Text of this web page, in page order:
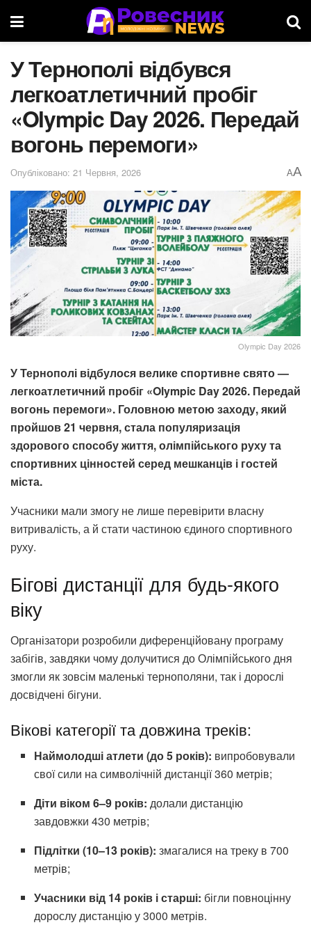
У Тернополі відбувся
легкоатлетичний пробіг
«Olympic Day 2026. Передай
вогонь перемоги»
Опубліковано: 21 Червня, 2026 AA
Olympic Day 2026
У Тернополі відбулося велике спортивне свято —
легкоатлетичний пробіг «Olympic Day 2026. Передай
вогонь перемоги». Головною метою заходу, який
пройшов 21 червня, стала популяризація
здорового способу життя, олімпійського руху та
спортивних цінностей серед мешканців і гостей
міста.
Учасники мали змогу не лише перевірити власну
витривалість, а й стати частиною єдиного спортивного
руху.
Бігові дистанції для будь-якого
віку
Організатори розробили диференційовану програму
забігів, завдяки чому долучитися до Олімпійського дня
змогли як зовсім маленькі тернополяни, так і дорослі
досвідчені бігуни.
Вікові категорії та довжина треків:
Наймолодші атлети (до 5 років): випробовували
свої сили на символічній дистанції 360 метрів;
Діти віком 6–9 років: долали дистанцію
завдовжки 430 метрів;
Підлітки (10–13 років): змагалися на треку в 700
метрів;
Учасники від 14 років і старші: бігли повноцінну
дорослу дистанцію у 3000 метрів.